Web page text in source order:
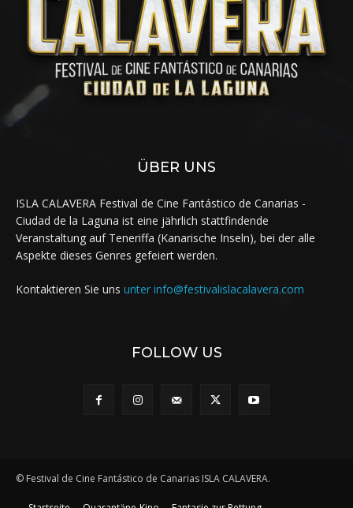
ÜBER UNS
ISLA CALAVERA Festival de Cine Fantástico de Canarias -
Ciudad de la Laguna ist eine jährlich stattfindende
Veranstaltung auf Teneriffa (Kanarische Inseln), bei der alle
Aspekte dieses Genres gefeiert werden.
Kontaktieren Sie uns unter info@festivalislacalavera.com
FOLLOW US
© Festival de Cine Fantástico de Canarias ISLA CALAVERA.